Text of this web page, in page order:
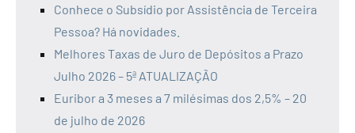
Conhece o Subsídio por Assistência de Terceira
Pessoa? Há novidades.
Melhores Taxas de Juro de Depósitos a Prazo
Julho 2026 – 5ª ATUALIZAÇÃO
Euribor a 3 meses a 7 milésimas dos 2,5% – 20
de julho de 2026